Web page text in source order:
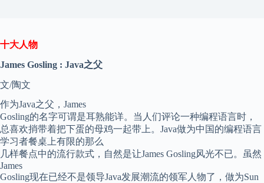
十大人物
James Gosling : Java之父
文/陶文
作为Java之父，James
Gosling的名字可谓是耳熟能详。当人们评论一种编程语言时，
总喜欢捎带着把下蛋的母鸡一起带上。Java做为中国的编程语言
学习者餐桌上有限的那么
几样餐点中的流行款式，自然是让James Gosling风光不已。虽然
James
Gosling现在已经不是领导Java发展潮流的领军人物了，做为Sun